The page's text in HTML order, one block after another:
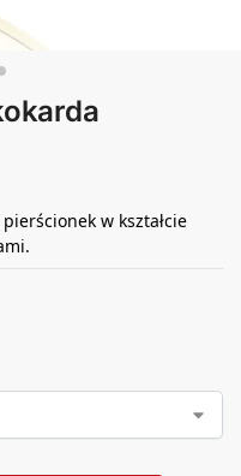
w kształcie